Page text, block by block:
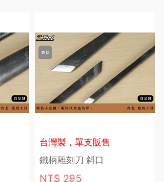
台灣製，單支販售
鐵柄雕刻刀 斜口
NT$ 295